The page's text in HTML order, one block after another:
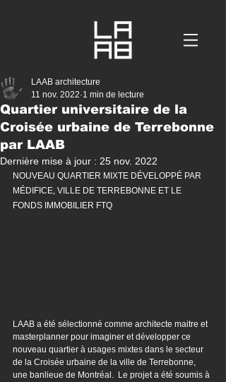
Quartier universitaire de la
Croisée urbaine de Terrebonne
par LAAB
LAAB architecture
11 nov. 2022 1 min de lecture
Dernière mise à jour : 25 nov. 2022
NOUVEAU QUARTIER MIXTE DÉVELOPPÉ PAR
MÉDIFICE, VILLE DE TERREBONNE ET LE
FONDS IMMOBILIER FTQ
LAAB a été sélectionné comme architecte maitre et
masterplanner pour imaginer et développer ce
nouveau quartier à usages mixtes dans le secteur
de la Croisée urbaine de la ville de Terrebonne,
une banlieue de Montréal.  Le projet a été soumis à